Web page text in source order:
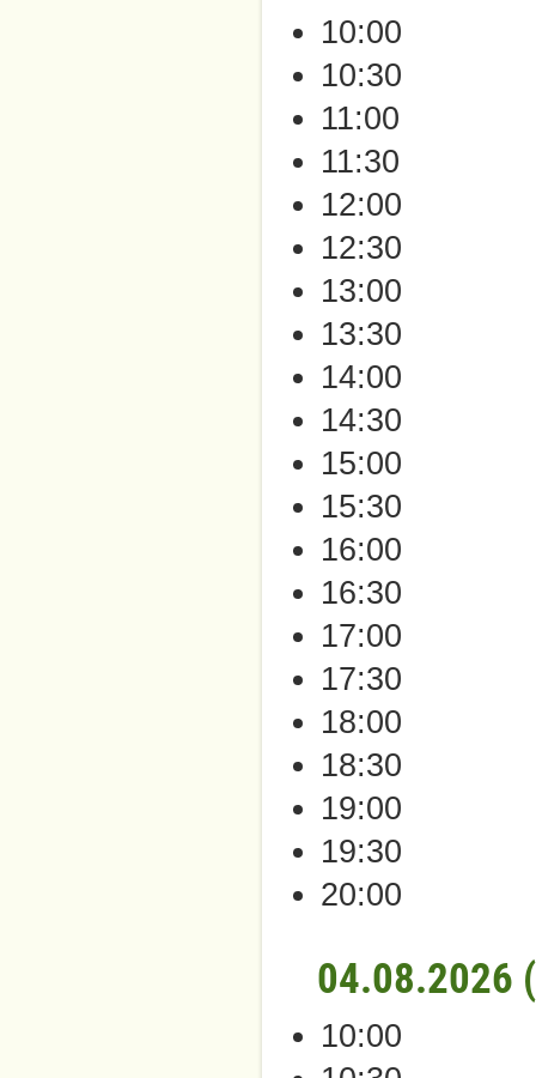
10:00
10:30
11:00
11:30
12:00
12:30
13:00
13:30
14:00
14:30
15:00
15:30
16:00
16:30
17:00
17:30
18:00
18:30
19:00
19:30
20:00
04.08.2026
10:00